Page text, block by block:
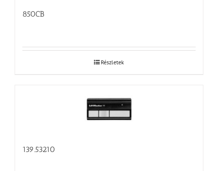
850CB
Részletek
139.53210